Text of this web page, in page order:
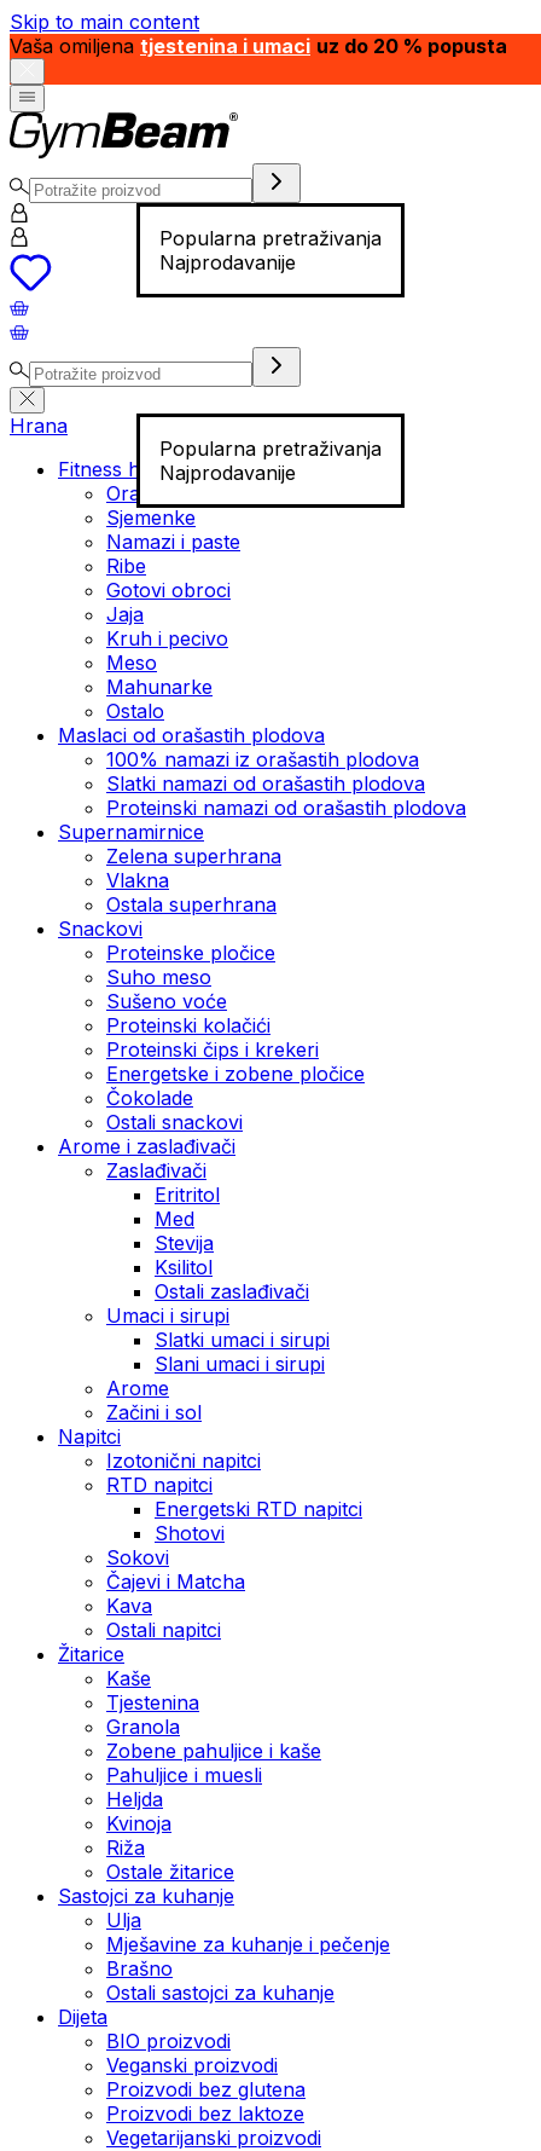
Skip to main content
Vaša omiljena tjestenina i umaci uz do 20 % popusta
Popularna pretraživanja
Najprodavanije
Popularna pretraživanja
Najprodavanije
Hrana
Fitness hrana
Orašasti plodovi
Sjemenke
Namazi i paste
Ribe
Gotovi obroci
Jaja
Kruh i pecivo
Meso
Mahunarke
Ostalo
Maslaci od orašastih plodova
100% namazi iz orašastih plodova
Slatki namazi od orašastih plodova
Proteinski namazi od orašastih plodova
Supernamirnice
Zelena superhrana
Vlakna
Ostala superhrana
Snackovi
Proteinske pločice
Suho meso
Sušeno voće
Proteinski kolačići
Proteinski čips i krekeri
Energetske i zobene pločice
Čokolade
Ostali snackovi
Arome i zaslađivači
Zaslađivači
Eritritol
Med
Stevija
Ksilitol
Ostali zaslađivači
Umaci i sirupi
Slatki umaci i sirupi
Slani umaci i sirupi
Arome
Začini i sol
Napitci
Izotonični napitci
RTD napitci
Energetski RTD napitci
Shotovi
Sokovi
Čajevi i Matcha
Kava
Ostali napitci
Žitarice
Kaše
Tjestenina
Granola
Zobene pahuljice i kaše
Pahuljice i muesli
Heljda
Kvinoja
Riža
Ostale žitarice
Sastojci za kuhanje
Ulja
Mješavine za kuhanje i pečenje
Brašno
Ostali sastojci za kuhanje
Dijeta
BIO proizvodi
Veganski proizvodi
Proizvodi bez glutena
Proizvodi bez laktoze
Vegetarijanski proizvodi